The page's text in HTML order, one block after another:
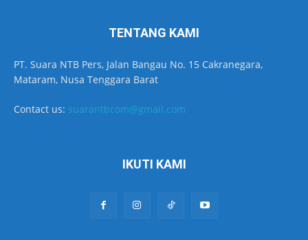
TENTANG KAMI
PT. Suara NTB Pers, Jalan Bangau No. 15 Cakranegara,
Mataram, Nusa Tenggara Barat
Contact us: suarantbcom@gmail.com
IKUTI KAMI